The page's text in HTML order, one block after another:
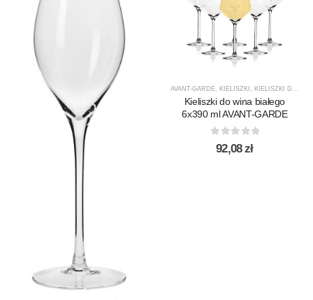
AVANT-GARDE KIELISZKI KIELISZKI DO WINA BIAŁEGO
Kieliszki do wina białego
6x390 ml AVANT-GARDE
out of 5
92,08zł